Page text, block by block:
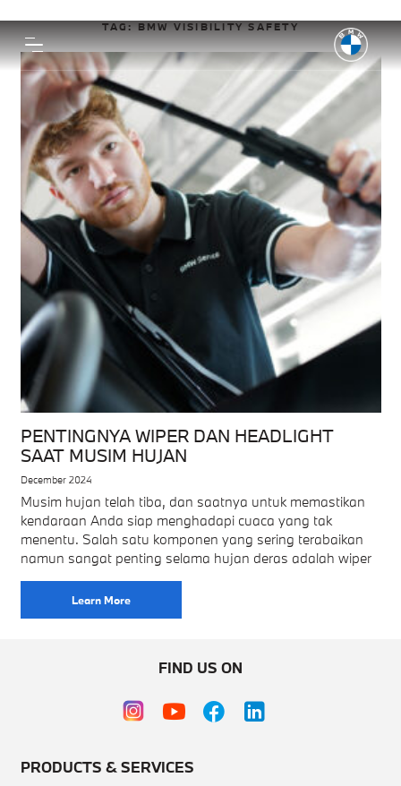
TAG:BMW VISIBILITY SAFETY
PENTINGNYA WIPER DAN HEADLIGHT
SAAT MUSIM HUJAN
December 2024
Musim hujan telah tiba, dan saatnya untuk memastikan
kendaraan Anda siap menghadapi cuaca yang tak
menentu. Salah satu komponen yang sering terabaikan
namun sangat penting selama hujan deras adalah wiper
Learn More
FIND US ON
PRODUCTS & SERVICES